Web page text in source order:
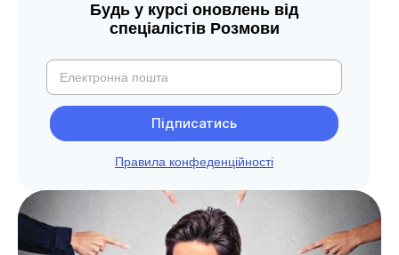
Будь у курсі оновлень від
спеціалістів Розмови
Правила конфеденційності